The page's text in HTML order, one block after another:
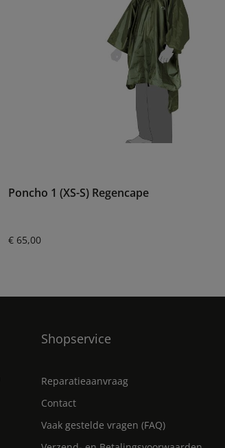
Poncho 1 (XS-S) Regencape
Normale prijs:
€ 65,00
Shopservice
Reparatieaanvraag
Contact
Vaak gestelde vragen (FAQ)